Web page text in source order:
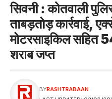
सिवनी : कोतवाली
ताबड़तोड़ कार्रवाई,
मोटरसाइकिल सहित
शराब जप्त
BYRASHTRABAAN